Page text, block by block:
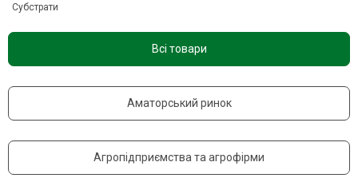
Субстрати
Всі товари
Аматорський ринок
Агропідприємства та агрофірми